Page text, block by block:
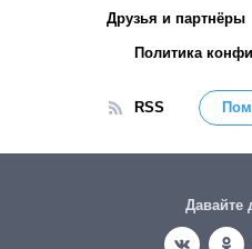
Друзья и партнёры
Политика
RSS
Давайте